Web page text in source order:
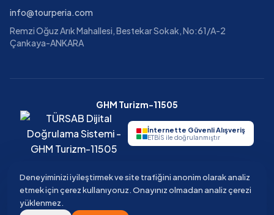
info@tourperia.com
Remzi Oğuz Arık Mahallesi, Bestekar Sokak, No:61/A-2
Çankaya-ANKARA
GHM Turizm-11505
İnternette Güvenli Alışveriş
ETBİS ile doğrulanmıştır
2026 Tourperia Seyahat Acentesi
GHM Turizm · TÜRSAB Belge No 11505 · Güvenli ödeme · 3D Secure
Deneyiminizi iyileştirmek ve site trafiğini anonim olarak analiz
etmek için çerez kullanıyoruz. Onayınız olmadan analiz çerezi
yüklenmez.